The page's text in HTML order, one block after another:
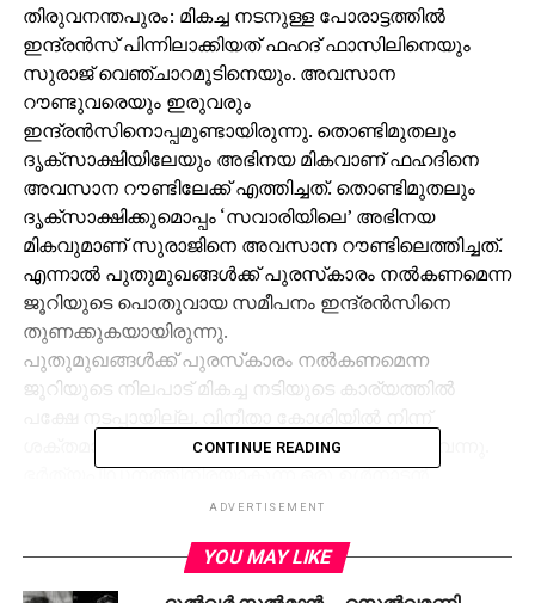
തിരുവനന്തപുരം: മികച്ച നടനുള്ള പോരാട്ടത്തില്‍
ഇന്ദ്രന്‍സ് പിന്നിലാക്കിയത് ഫഹദ് ഫാസിലിനെയും
സുരാജ് വെഞ്ചാറമൂടിനെയും. അവസാന
റൗണ്ടുവരെയും ഇരുവരും
ഇന്ദ്രന്‍സിനൊപ്പമുണ്ടായിരുന്നു. തൊണ്ടിമുതലും
ദൃക്‌സാക്ഷിയിലേയും അഭിനയ മികവാണ് ഫഹദിനെ
അവസാന റൗണ്ടിലേക്ക് എത്തിച്ചത്. തൊണ്ടിമുതലും
ദൃക്‌സാക്ഷിക്കുമൊപ്പം ‘സവാരിയിലെ’ അഭിനയ
മികവുമാണ് സുരാജിനെ അവസാന റൗണ്ടിലെത്തിച്ചത്.
എന്നാല്‍ പുതുമുഖങ്ങള്‍ക്ക് പുരസ്‌കാരം നല്‍കണമെന്ന
ജൂറിയുടെ പൊതുവായ സമീപനം ഇന്ദ്രന്‍സിനെ
തുണക്കുകയായിരുന്നു.
പുതുമുഖങ്ങള്‍ക്ക് പുരസ്‌കാരം നല്‍കണമെന്ന
ജൂറിയുടെ നിലപാട് മികച്ച നടിയുടെ കാര്യത്തില്‍
ശക്തമായ വെല്ലുവിളി പാര്‍വതിക്ക് നേരിടേണ്ടിവന്നു.
ഭര്‍ത്യപീഡനത്തിനിരയാകുന്ന ഒരു ഉള്‍നാടന്‍
പെണ്‍കുട്ടിയുടെ ചെറുത്തുനില്‍പ്പിന്റേയും
കാഴ്ചവെച്ച വിനീതക്ക് ഒടുവില്‍ പ്രത്യേക ജൂറി
അവാര്‍ഡ് നല്‍കുകയായിരുന്നു. മഞ്ജു വാര്യര്‍, നിമിഷ
CONTINUE READING
ADVERTISEMENT
YOU MAY LIKE